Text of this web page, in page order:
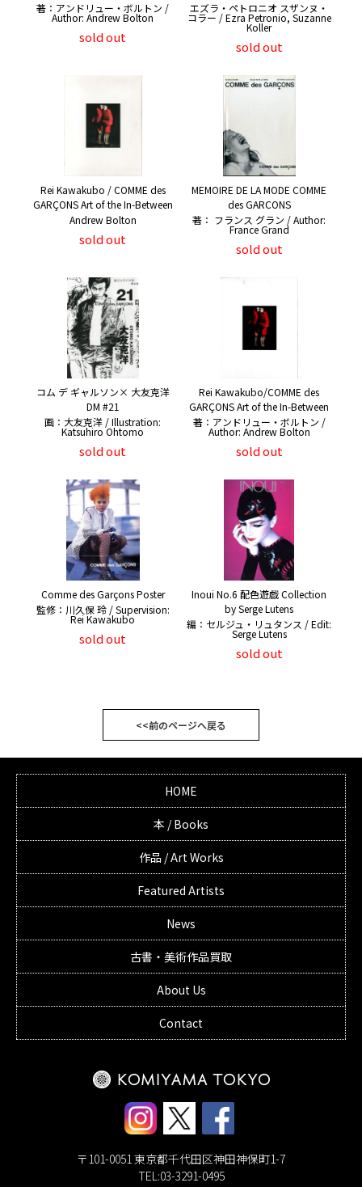
著：アンドリュー・ボルトン /
Author: Andrew Bolton
sold out
エズラ・ペトロニオ スザンヌ・
コラー / Ezra Petronio, Suzanne
Koller
sold out
Rei Kawakubo / COMME des
GARÇONS Art of the In-Between
Andrew Bolton
sold out
MEMOIRE DE LA MODE COMME
des GARCONS
著： フランス グラン / Author:
France Grand
sold out
コム デ ギャルソン× 大友克洋
DM #21
画：大友克洋 / Illustration:
Katsuhiro Ohtomo
sold out
Rei Kawakubo/COMME des
GARÇONS Art of the In-Between
著：アンドリュー・ボルトン /
Author: Andrew Bolton
sold out
Comme des Garçons Poster
監修：川久保 玲 / Supervision:
Rei Kawakubo
sold out
Inoui No.6 配色遊戯 Collection
by Serge Lutens
編：セルジュ・リュタンス / Edit:
Serge Lutens
sold out
<<前のページへ戻る
HOME
本 / Books
作品 / Art Works
Featured Artists
News
古書・美術作品買取
About Us
Contact
〒101-0051 東京都千代田区神田神保町1-7
TEL:03-3291-0495